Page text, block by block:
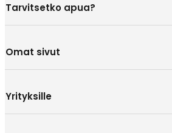
Tarvitsetko apua?
Omat sivut
Yrityksille